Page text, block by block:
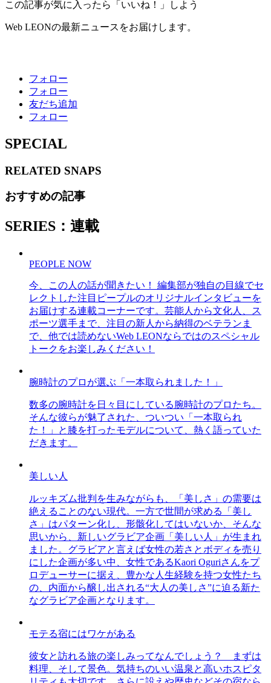
この記事が気に入ったら「いいね！」しよう
Web LEONの最新ニュースをお届けします。
フォロー
フォロー
友だち追加
フォロー
SPECIAL
RELATED SNAPS
おすすめの記事
SERIES：連載
PEOPLE NOW
今、この人の話が聞きたい！ 編集部が独自の目線でセ
レクトした注目ピープルのオリジナルインタビューを
お届けする連載コーナーです。芸能人から文化人、ス
ポーツ選手まで、注目の新人から納得のベテランま
で、他では読めないWeb LEONならではのスペシャル
トークをお楽しみください！
腕時計のプロが選ぶ「一本取られました！」
数多の腕時計を日々目にしている腕時計のプロたち。
そんな彼らが魅了された、ついつい「一本取られ
た！」と膝を打ったモデルについて、熱く語っていた
だきます。
美しい人
ルッキズム批判を生みながらも、「美しさ」の需要は
絶えることのない現代。一方で世間が求める「美し
さ」はパターン化し、形骸化してはいないか、そんな
思いから、新しいグラビア企画「美しい人」が生まれ
ました。グラビアと言えば女性の若さとボディを売り
にした企画が多い中、女性であるKaori Oguriさんをプ
ロデューサーに据え、豊かな人生経験を持つ女性たち
の、内面から醸し出される“大人の美しさ”に迫る新た
なグラビア企画となります。
モテる宿にはワケがある
彼女と訪れる旅の楽しみってなんでしょう？ まずは
料理、そして景色。気持ちのいい温泉と高いホスピタ